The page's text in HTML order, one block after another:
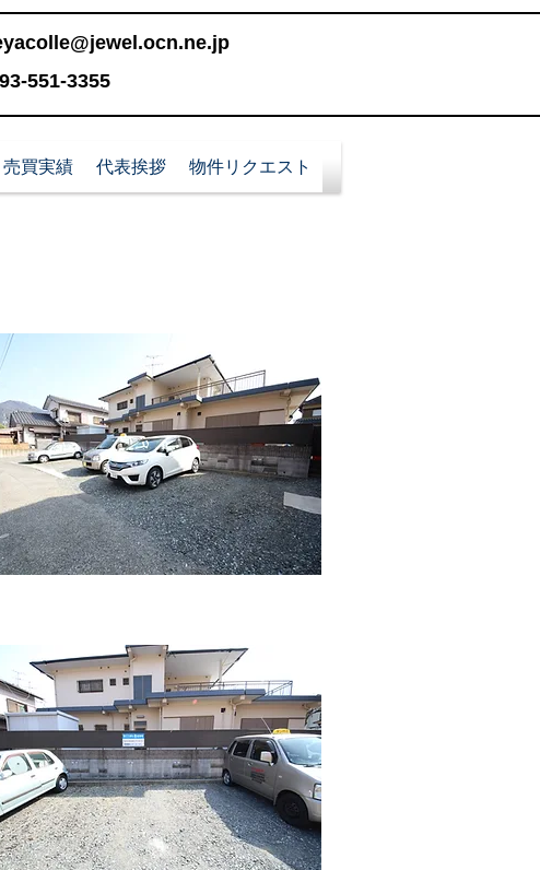
551-3355
買実績 代表挨拶 物件リクエスト